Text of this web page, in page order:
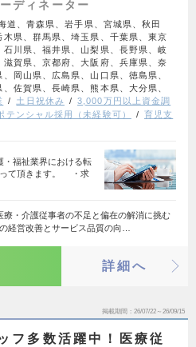
ディネーター
道、青森県、岩手県、宮城県、秋田
県、群馬県、埼玉県、千葉県、東京
川県、福井県、山梨県、長野県、岐
賀県、京都府、大阪府、兵庫県、奈
岡山県、広島県、山口県、徳島県、
佐賀県、長崎県、熊本県、大分県、
土日祝休み
3,000万円以上資金調
テンシャル採用（未経験可）
育児支
・福祉業界における転
って頂きます。 ・求
療・介護従事者の不足と偏在の解消に挑む
経営改善とサービス品質の向…
詳細へ
掲載期間 26/07/22～26/09/15
フ多数活躍中！医療従